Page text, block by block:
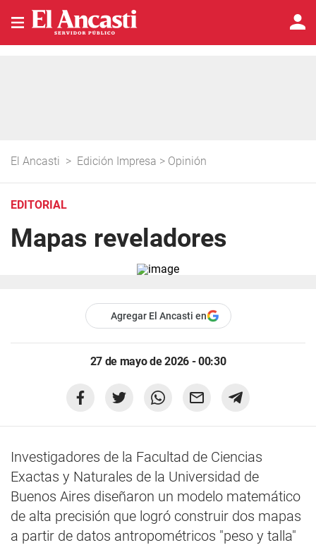
El Ancasti > Edición Impresa > Opinión
EDITORIAL
Mapas reveladores
Agregar El Ancasti en
27 de mayo de 2026 - 00:30
Investigadores de la Facultad de Ciencias
Exactas y Naturales de la Universidad de
Buenos Aires diseñaron un modelo matemático
de alta precisión que logró construir dos mapas
a partir de datos antropométricos "peso y talla"